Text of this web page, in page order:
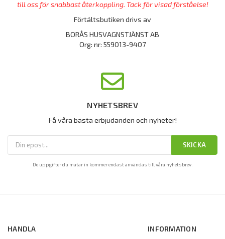
till oss för snabbast återkoppling. Tack för visad förståelse!
Förtältsbutiken drivs av
BORÅS HUSVAGNSTJÄNST AB
Org: nr: 559013-9407
NYHETSBREV
Få våra bästa erbjudanden och nyheter!
SKICKA
De uppgifter du matar in kommer endast användas till våra nyhetsbrev.
HANDLA
INFORMATION